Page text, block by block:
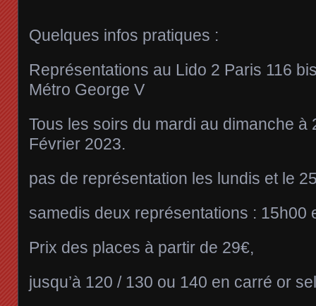
Quelques infos pratiques :
Représentations au Lido 2 Paris 116
Métro George V
Tous les soirs du mardi au dimanche à
Février 2023.
pas de représentation les lundis et le
samedis deux représentations : 15h00
Prix des places à partir de 29€,
jusqu’à 120 / 130 ou 140 en carré or